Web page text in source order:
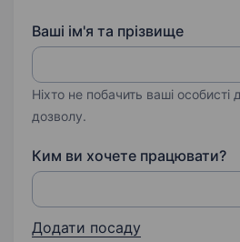
Ваші ім'я та прізвище
Ніхто не побачить ваші особисті
дозволу.
Ким ви хочете працювати?
Додати посаду